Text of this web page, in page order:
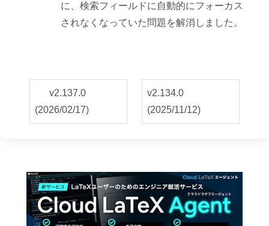
に、検索フィールドに自動的にフォーカス
されなくなっていた問題を解消しました。
v2.137.0
(2026/02/17)
v2.134.0
(2025/11/12)